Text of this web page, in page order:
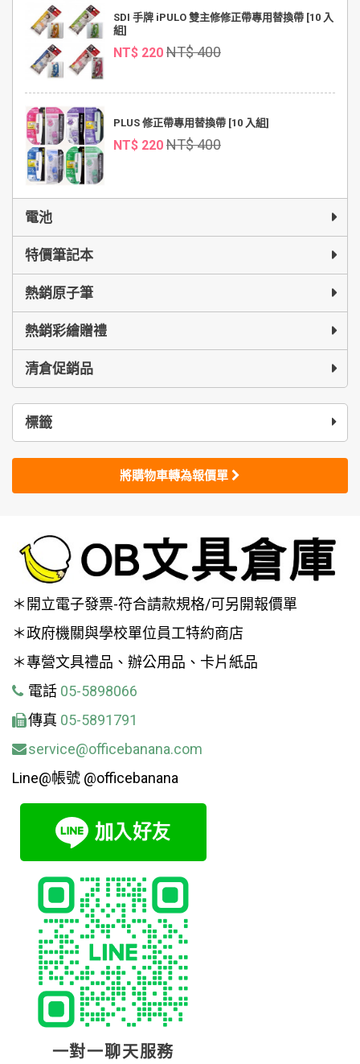
SDI 手牌 iPULO 雙主修修正帶專用替換帶 [10 入
組]
NT$ 220 NT$ 400
PLUS 修正帶專用替換帶 [10 入組]
NT$ 220 NT$ 400
電池
特價筆記本
熱銷原子筆
熱銷彩繪贈禮
清倉促銷品
標籤
將購物車轉為報價單
＊開立電子發票-符合請款規格/可另開報價單
＊政府機關與學校單位員工特約商店
＊專營文具禮品、辦公用品、卡片紙品
電話 05-5898066
傳真 05-5891791
service@officebanana.com
Line@帳號 @officebanana
一對一聊天服務